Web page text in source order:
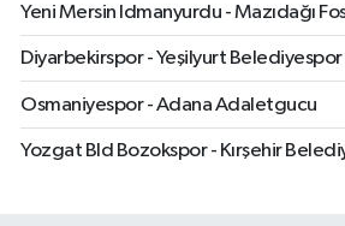
Yeni Mersin Idmanyurdu - Mazıdağı
Diyarbekirspor - Yeşilyurt Belediyespor
Osmaniyespor - Adana Adaletgucu
Yozgat Bld Bozokspor - Kırşehir